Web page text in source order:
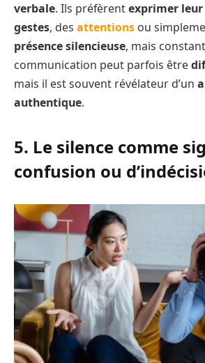
verbale. Ils préfèrentexprimer
gestes, des attentions ou
présence silencieuse, mais
communication peut parfois être
mais il est souvent révélateur d’un
authentique.
5. Le silence comme
confusion ou